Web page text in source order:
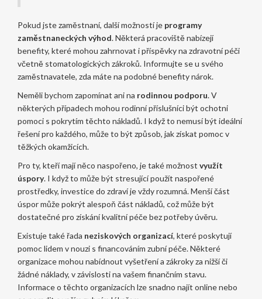
Pokud jste zaměstnaní, další možností je programy
zaměstnaneckých výhod. Některá pracoviště nabízejí
benefity, které mohou zahrnovat i příspěvky na zdravotní péči
včetně stomatologických zákroků. Informujte se u svého
zaměstnavatele, zda máte na podobné benefity nárok.
Neměli bychom zapomínat ani na rodinnou podporu. V
některých případech mohou rodinní příslušníci být ochotni
pomoci s pokrytím těchto nákladů. I když to nemusí být ideální
řešení pro každého, může to být způsob, jak získat pomoc v
těžkých okamžicích.
Pro ty, kteří mají něco naspořeno, je také možnost využít
úspory. I když to může být stresující použít naspořené
prostředky, investice do zdraví je vždy rozumná. Menší část
úspor může pokrýt alespoň část nákladů, což může být
dostatečné pro získání kvalitní péče bez potřeby úvěru.
Existuje také řada neziskových organizací, které poskytují
pomoc lidem v nouzi s financováním zubní péče. Některé
organizace mohou nabídnout vyšetření a zákroky za nižší či
žádné náklady, v závislosti na vašem finančním stavu.
Informace o těchto organizacích lze snadno najít online nebo